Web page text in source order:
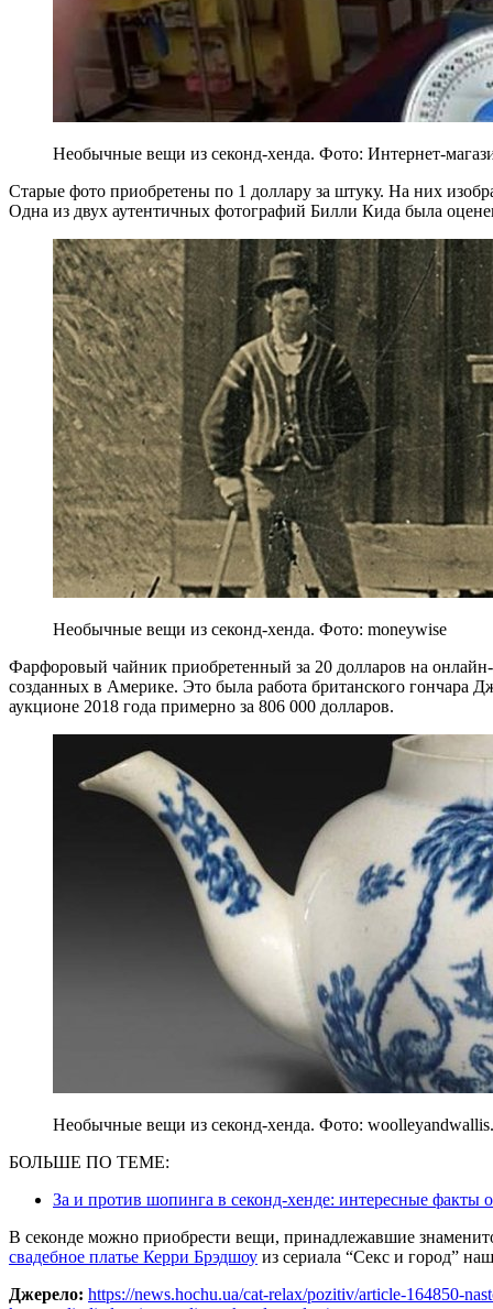
Необычные вещи из секонд-хенда. Фото: Интернет-
Старые фото приобретены по 1 доллару за штуку. На них
Одна из двух аутентичных фотографий Билли Кида была
Необычные вещи из секонд-хенда. Фото: moneywise
Фарфоровый чайник приобретенный за 20 долларов на
созданных в Америке. Это была работа британского гончара
аукционе 2018 года примерно за 806 000 долларов.
Необычные вещи из секонд-хенда. Фото:
БОЛЬШЕ ПО ТЕМЕ:
За и против шопинга в секонд-хенде: интересные факты
В секонде можно приобрести вещи, принадлежавшие
свадебное платье Керри Брэдшоу из сериала “Секс и город”
Джерело: https://news.hochu.ua/cat-relax/pozitiv/article-164850-